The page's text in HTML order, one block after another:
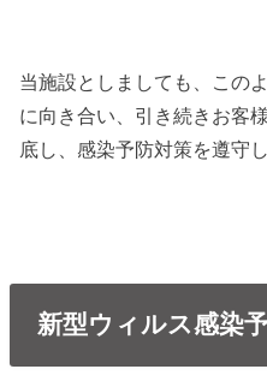
当施設としましても、この
に向き合い、引き続きお客
底し、感染予防対策を遵守
新型ウィルス感染